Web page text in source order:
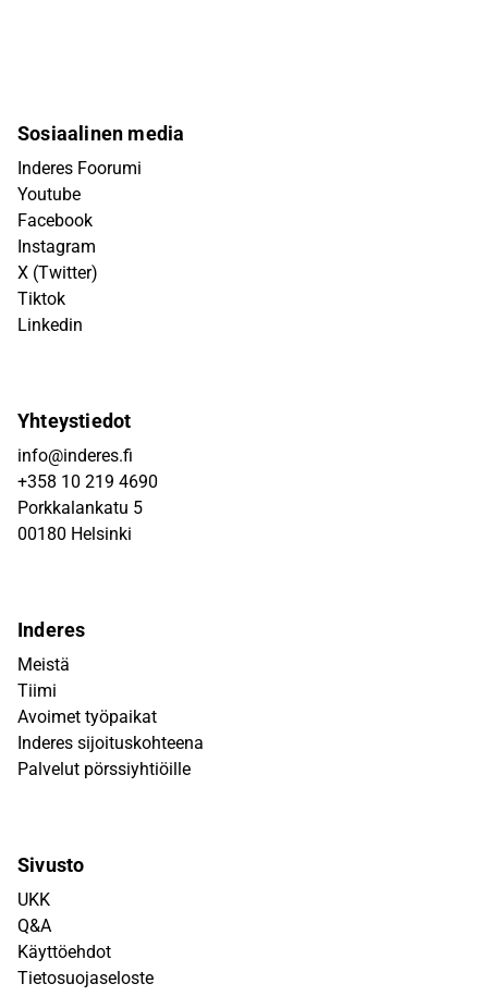
Sosiaalinen media
Inderes Foorumi
Youtube
Facebook
Instagram
X (Twitter)
Tiktok
Linkedin
Yhteystiedot
info@inderes.fi
+358 10 219 4690
Porkkalankatu 5
00180 Helsinki
Inderes
Meistä
Tiimi
Avoimet työpaikat
Inderes sijoituskohteena
Palvelut pörssiyhtiöille
Sivusto
UKK
Q&A
Käyttöehdot
Tietosuojaseloste